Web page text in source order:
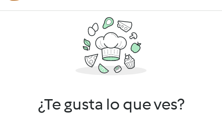
¿Te gusta lo que ves?